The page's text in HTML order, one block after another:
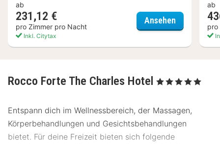
ab
231,12 €
pro Zimmer pro Nacht
Inkl. Citytax
Ansehen Sofitel
ab
pro
Rocco Forte The Charles Hotel , 5 Sterne
Entspann dich im Wellnessbereich, der Massagen,
Körperbehandlungen und Gesichtsbehandlungen
bietet. Für deine Freizeit bieten sich folgende